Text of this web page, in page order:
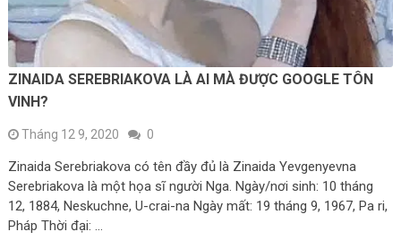
ZINAIDA SEREBRIAKOVA LÀ AI MÀ ĐƯỢC GOOGLE TÔN
VINH?
Tháng 12 9, 2020 0
Zinaida Serebriakova có tên đầy đủ là Zinaida Yevgenyevna
Serebriakova là một họa sĩ người Nga. Ngày/nơi sinh: 10 tháng
12, 1884, Neskuchne, U-crai-na Ngày mất: 19 tháng 9, 1967, Pa ri,
Pháp Thời đại: …